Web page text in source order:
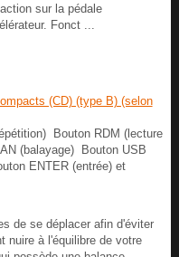
sur la pédale
Fonct ...
(CD) (type B) (selon
Bouton RDM (lecture
(balayage) Bouton USB
ENTER (entrée) et
de se déplacer afin d'éviter
nuire à l'équilibre de votre